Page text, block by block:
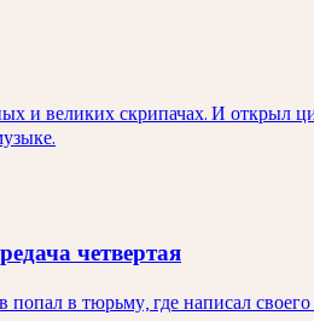
и великих скрипачах. И открыл
четвертая
в тюрьму, где написал